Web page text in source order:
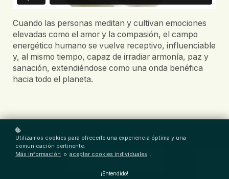
Cuando las personas meditan y cultivan emociones
elevadas como el amor y la compasión, el campo
energético humano se vuelve receptivo, influenciable
y, al mismo tiempo, capaz de irradiar armonía, paz y
sanación, extendiéndose como una onda benéfica
hacia todo el planeta.
Utilizamos cookies para ofrecerle una experiencia óptima y una
comunicación pertinente.
Más información o aceptar cookies individuales .
¡Entendido!